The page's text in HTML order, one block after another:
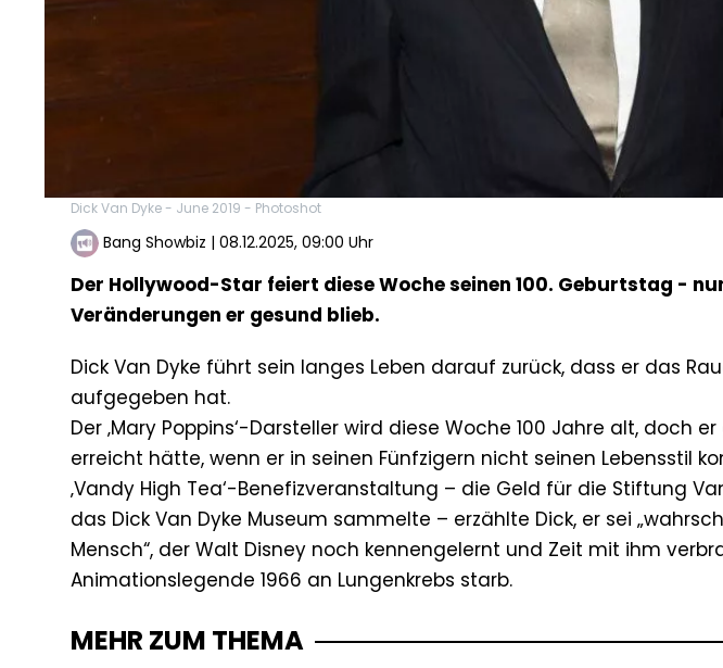
Dick Van Dyke - June 2019 - Photoshot
Bang Showbiz | 08.12.2025, 09:00 Uhr
Der Hollywood-Star feiert diese Woche seinen 100. Geburtstag -
Veränderungen er gesund blieb.
Dick Van Dyke führt sein langes Leben darauf zurück, dass er das
aufgegeben hat.
Der ‚Mary Poppins‘-Darsteller wird diese Woche 100 Jahre alt, doch
erreicht hätte, wenn er in seinen Fünfzigern nicht seinen Lebensstil
‚Vandy High Tea‘-Benefizveranstaltung – die Geld für die Stiftung
das Dick Van Dyke Museum sammelte – erzählte Dick, er sei
Mensch“, der Walt Disney noch kennengelernt und Zeit mit ihm
Animationslegende 1966 an Lungenkrebs starb.
MEHR ZUM THEMA